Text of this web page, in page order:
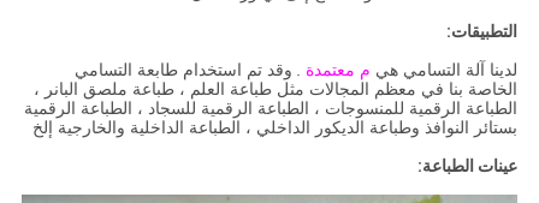
التطبيقات:
لدينا آلة التسامي هي م معتمدة . وقد تم استخدام طابعة التسامي
الخاصة بنا في معظم المجالات مثل طباعة العلم ، طباعة ملصق البانر ،
الطباعة الرقمية للمنسوجات ، الطباعة الرقمية للسجاد ، الطباعة الرقمية
بستائر النوافذ وطباعة الديكور الداخلي ، الطباعة الداخلية والخارجية إلخ
عينات الطباعة: